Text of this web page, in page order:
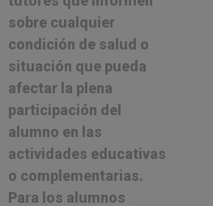
sobre cualquier
condición de salud o
situación que pueda
afectar la plena
participación del
alumno en las
actividades educativas
o complementarias.
Para los alumnos